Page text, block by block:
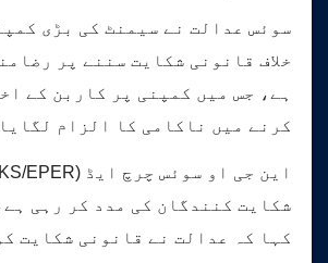
سوئس عدالت نے سیمنٹ کی بڑی
خلاف قانونی شکایت سننے پر
ہے، جس میں کمپنی پر کاربن کے
کرنے میں ناکامی کا الزام لگایا
شکایت کنندگان کی مدد کر رہی
کہا کہ عدالت نے قانونی شکایت